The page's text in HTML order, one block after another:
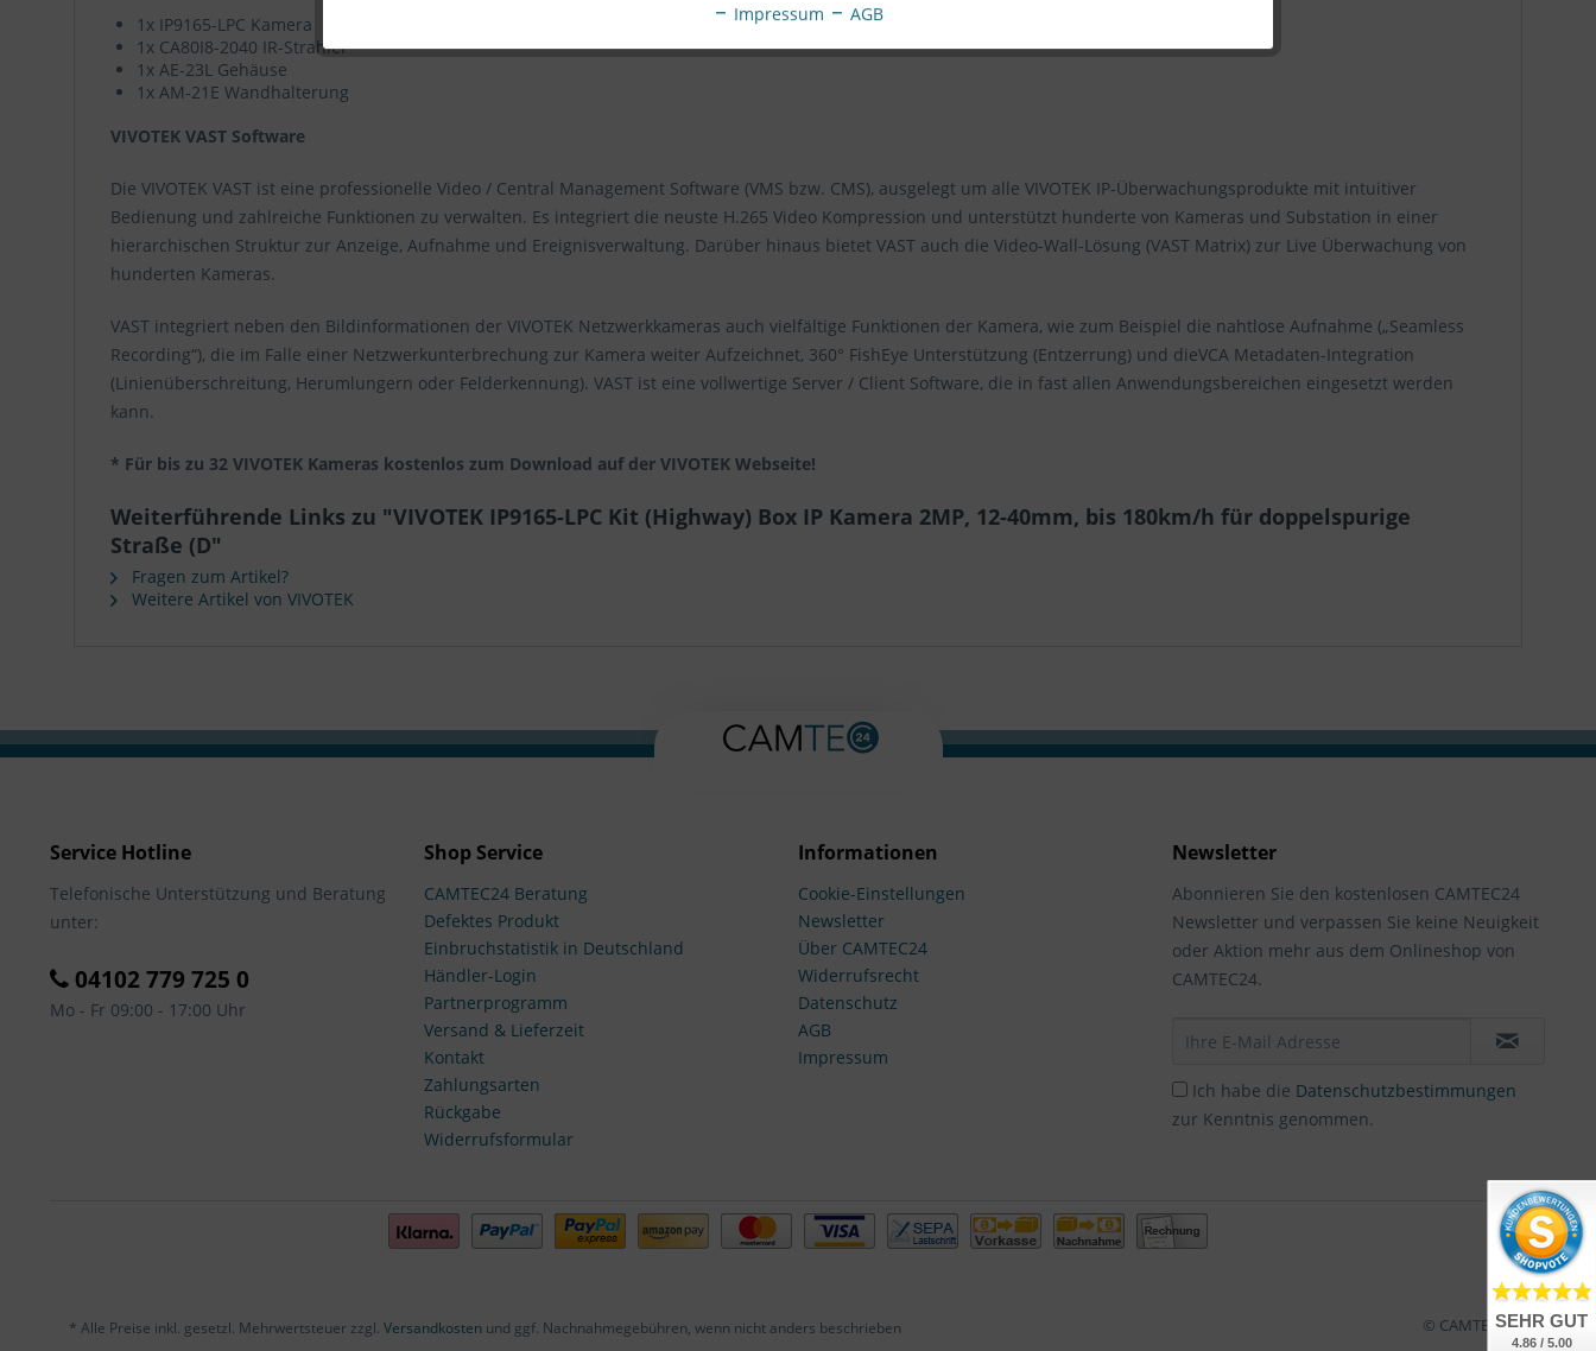
1x IP9165-LPC Kamera
1x CA80I8-2040 IR-Strahler
1x AE-23L Gehäuse
1x AM-21E Wandhalterung
VIVOTEK VAST Software
Die VIVOTEK VAST ist eine professionelle Video / Central Management Software (VMS bzw. CMS), ausgelegt um alle VIVOTEK IP-Überwachungsprodukte mit intuitiver
Bedienung und zahlreiche Funktionen zu verwalten. Es integriert die neuste H.265 Video Kompression und unterstützt hunderte von Kameras und Substation in einer
hierarchischen Struktur zur Anzeige, Aufnahme und Ereignisverwaltung. Darüber hinaus bietet VAST auch die Video-Wall-Lösung (VAST Matrix) zur Live Überwachung von
hunderten Kameras.
VAST integriert neben den Bildinformationen der VIVOTEK Netzwerkkameras auch vielfältige Funktionen der Kamera, wie zum Beispiel die nahtlose Aufnahme („Seamless
Recording“), die im Falle einer Netzwerkunterbrechung zur Kamera weiter Aufzeichnet, 360° FishEye Unterstützung (Entzerrung) und dieVCA Metadaten-Integration
(Linienüberschreitung, Herumlungern oder Felderkennung). VAST ist eine vollwertige Server / Client Software, die in fast allen Anwendungsbereichen eingesetzt werden
kann.
* Für bis zu 32 VIVOTEK Kameras kostenlos zum Download auf der VIVOTEK Webseite!
Weiterführende Links zu "VIVOTEK IP9165-LPC Kit (Highway) Box IP Kamera 2MP, 12-40mm, bis 180km/h für doppelspurige
Straße (D"
Fragen zum Artikel?
Weitere Artikel von VIVOTEK
Service Hotline
Telefonische Unterstützung und Beratung
unter:
04102 779 725 0
Mo - Fr 09:00 - 17:00 Uhr
Shop Service
CAMTEC24 Beratung
Defektes Produkt
Einbruchstatistik in Deutschland
Händler-Login
Partnerprogramm
Versand & Lieferzeit
Kontakt
Zahlungsarten
Rückgabe
Widerrufsformular
Informationen
Cookie-Einstellungen
Newsletter
Über CAMTEC24
Widerrufsrecht
Datenschutz
AGB
Impressum
Newsletter
Abonnieren Sie den kostenlosen CAMTEC24
Newsletter und verpassen Sie keine Neuigkeit
oder Aktion mehr aus dem Onlineshop von
CAMTEC24.
Ich habe die Datenschutzbestimmungen
zur Kenntnis genommen.
* Alle Preise inkl. gesetzl. Mehrwertsteuer zzgl. Versandkosten und ggf. Nachnahmegebühren, wenn nicht anders beschrieben © CAMTEC24
Impressum AGB
SEHR GUT
4.86 / 5.00